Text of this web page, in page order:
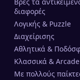
διαφορές
Λογικής & Puzzle
Διαχείρισης
Αθλητικά &
Κλασσικά & Arcade
Mε πολλούς